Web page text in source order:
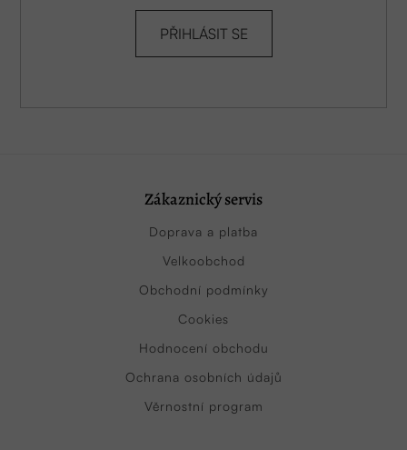
PŘIHLÁSIT SE
Zákaznický servis
Doprava a platba
Velkoobchod
Obchodní podmínky
Cookies
Hodnocení obchodu
Ochrana osobních údajů
Věrnostní program